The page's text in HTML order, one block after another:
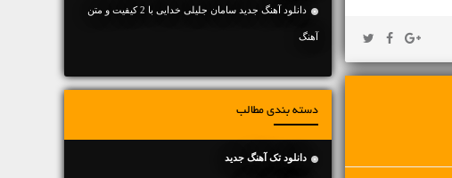
دانلود آهنگ جديد سامان جلیلی خدایی با 2 کیفیت و متن
آهنگ
دسته بندی مطالب
دانلود تک آهنگ جدید